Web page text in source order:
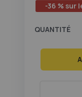
-36 % sur
QUANTITÉ